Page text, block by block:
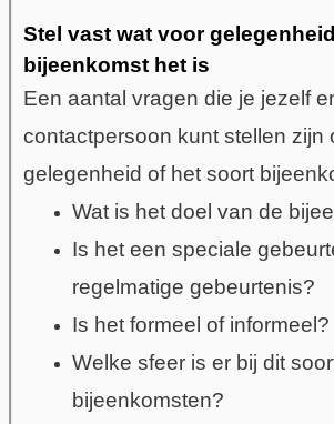
Stel vast wat voor
bijeenkomst het is
Een aantal vragen die je jezelf
contactpersoon kunt stellen zijn
gelegenheid of het soort
Wat is het doel van de
Is het een speciale
regelmatige gebeurtenis?
Is het formeel of informeel?
Welke sfeer is er bij dit
bijeenkomsten?